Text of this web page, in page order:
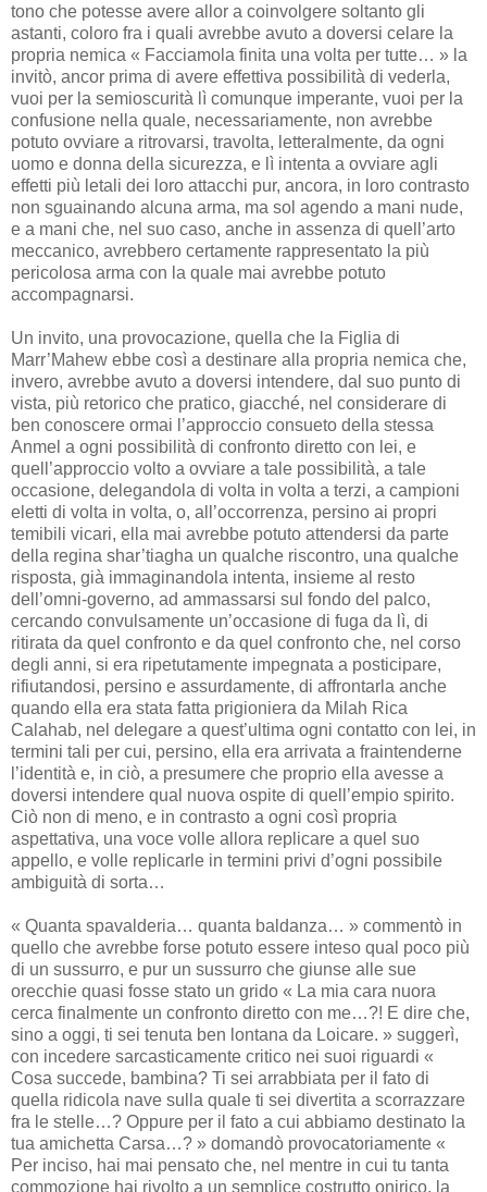
tono che potesse avere allor a coinvolgere soltanto gli
astanti, coloro fra i quali avrebbe avuto a doversi celare la
propria nemica « Facciamola finita una volta per tutte… » la
invitò, ancor prima di avere effettiva possibilità di vederla,
vuoi per la semioscurità lì comunque imperante, vuoi per la
confusione nella quale, necessariamente, non avrebbe
potuto ovviare a ritrovarsi, travolta, letteralmente, da ogni
uomo e donna della sicurezza, e lì intenta a ovviare agli
effetti più letali dei loro attacchi pur, ancora, in loro contrasto
non sguainando alcuna arma, ma sol agendo a mani nude,
e a mani che, nel suo caso, anche in assenza di quell’arto
meccanico, avrebbero certamente rappresentato la più
pericolosa arma con la quale mai avrebbe potuto
accompagnarsi.
Un invito, una provocazione, quella che la Figlia di
Marr’Mahew ebbe così a destinare alla propria nemica che,
invero, avrebbe avuto a doversi intendere, dal suo punto di
vista, più retorico che pratico, giacché, nel considerare di
ben conoscere ormai l’approccio consueto della stessa
Anmel a ogni possibilità di confronto diretto con lei, e
quell’approccio volto a ovviare a tale possibilità, a tale
occasione, delegandola di volta in volta a terzi, a campioni
eletti di volta in volta, o, all’occorrenza, persino ai propri
temibili vicari, ella mai avrebbe potuto attendersi da parte
della regina shar’tiagha un qualche riscontro, una qualche
risposta, già immaginandola intenta, insieme al resto
dell’omni-governo, ad ammassarsi sul fondo del palco,
cercando convulsamente un’occasione di fuga da lì, di
ritirata da quel confronto e da quel confronto che, nel corso
degli anni, si era ripetutamente impegnata a posticipare,
rifiutandosi, persino e assurdamente, di affrontarla anche
quando ella era stata fatta prigioniera da Milah Rica
Calahab, nel delegare a quest’ultima ogni contatto con lei, in
termini tali per cui, persino, ella era arrivata a fraintenderne
l’identità e, in ciò, a presumere che proprio ella avesse a
doversi intendere qual nuova ospite di quell’empio spirito.
Ciò non di meno, e in contrasto a ogni così propria
aspettativa, una voce volle allora replicare a quel suo
appello, e volle replicarle in termini privi d’ogni possibile
ambiguità di sorta…
« Quanta spavalderia… quanta baldanza… » commentò in
quello che avrebbe forse potuto essere inteso qual poco più
di un sussurro, e pur un sussurro che giunse alle sue
orecchie quasi fosse stato un grido « La mia cara nuora
cerca finalmente un confronto diretto con me…?! E dire che,
sino a oggi, ti sei tenuta ben lontana da Loicare. » suggerì,
con incedere sarcasticamente critico nei suoi riguardi «
Cosa succede, bambina? Ti sei arrabbiata per il fato di
quella ridicola nave sulla quale ti sei divertita a scorrazzare
fra le stelle…? Oppure per il fato a cui abbiamo destinato la
tua amichetta Carsa…? » domandò provocatoriamente «
Per inciso, hai mai pensato che, nel mentre in cui tu tanta
commozione hai rivolto a un semplice costrutto onirico, la